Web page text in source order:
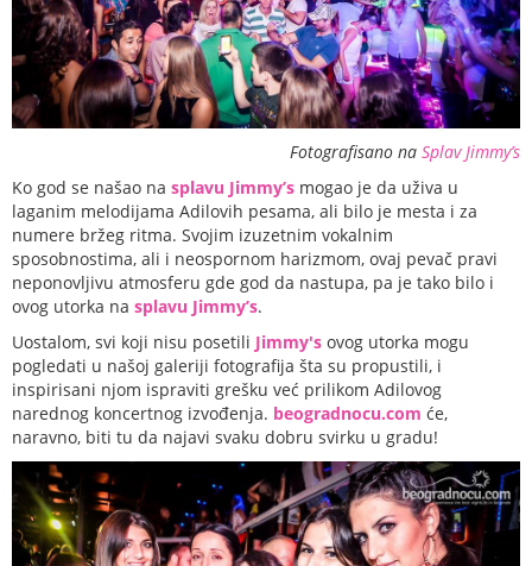
Fotografisano na Splav Jimmy’s
Ko god se našao na splavu Jimmy’s mogao je da uživa u
laganim melodijama Adilovih pesama, ali bilo je mesta i za
numere bržeg ritma. Svojim izuzetnim vokalnim
sposobnostima, ali i neospornom harizmom, ovaj pevač pravi
neponovljivu atmosferu gde god da nastupa, pa je tako bilo i
ovog utorka na splavu Jimmy’s.
Uostalom, svi koji nisu posetili Jimmy's ovog utorka mogu
pogledati u našoj galeriji fotografija šta su propustili, i
inspirisani njom ispraviti grešku već prilikom Adilovog
narednog koncertnog izvođenja. beogradnocu.com će,
naravno, biti tu da najavi svaku dobru svirku u gradu!